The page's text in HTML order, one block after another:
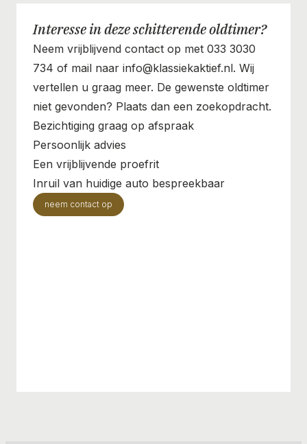
Interesse in deze schitterende oldtimer?
Neem vrijblijvend contact op met 033 3030
734 of mail naar info@klassiekaktief.nl. Wij
vertellen u graag meer. De gewenste oldtimer
niet gevonden? Plaats dan een zoekopdracht.
Bezichtiging graag op afspraak
Persoonlijk advies
Een vrijblijvende proefrit
Inruil van huidige auto bespreekbaar
neem contact op